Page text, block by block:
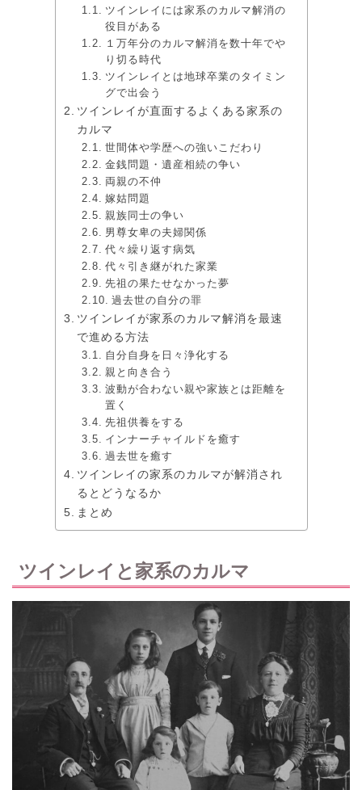
ツインレイには家系のカルマ解消の
役目がある
１万年分のカルマ解消を数十年でや
り切る時代
ツインレイとは地球卒業のタイミン
グで出会う
ツインレイが直面するよくある家系の
カルマ
世間体や学歴への強いこだわり
金銭問題・遺産相続の争い
両親の不仲
嫁姑問題
親族同士の争い
男尊女卑の夫婦関係
代々繰り返す病気
代々引き継がれた家業
先祖の果たせなかった夢
過去世の自分の罪
ツインレイが家系のカルマ解消を最速
で進める方法
自分自身を日々浄化する
親と向き合う
波動が合わない親や家族とは距離を
置く
先祖供養をする
インナーチャイルドを癒す
過去世を癒す
ツインレイの家系のカルマが解消され
るとどうなるか
まとめ
ツインレイと家系のカルマ